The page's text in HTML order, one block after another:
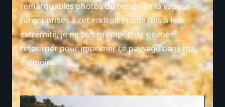
remarquables photos du temps de la vapeur
furent prises à cet endroit et une fois à leur
extrémité, je ne pus m’empêcher de me
retourner pour imprimer ce paysage dans ma
mémoire.